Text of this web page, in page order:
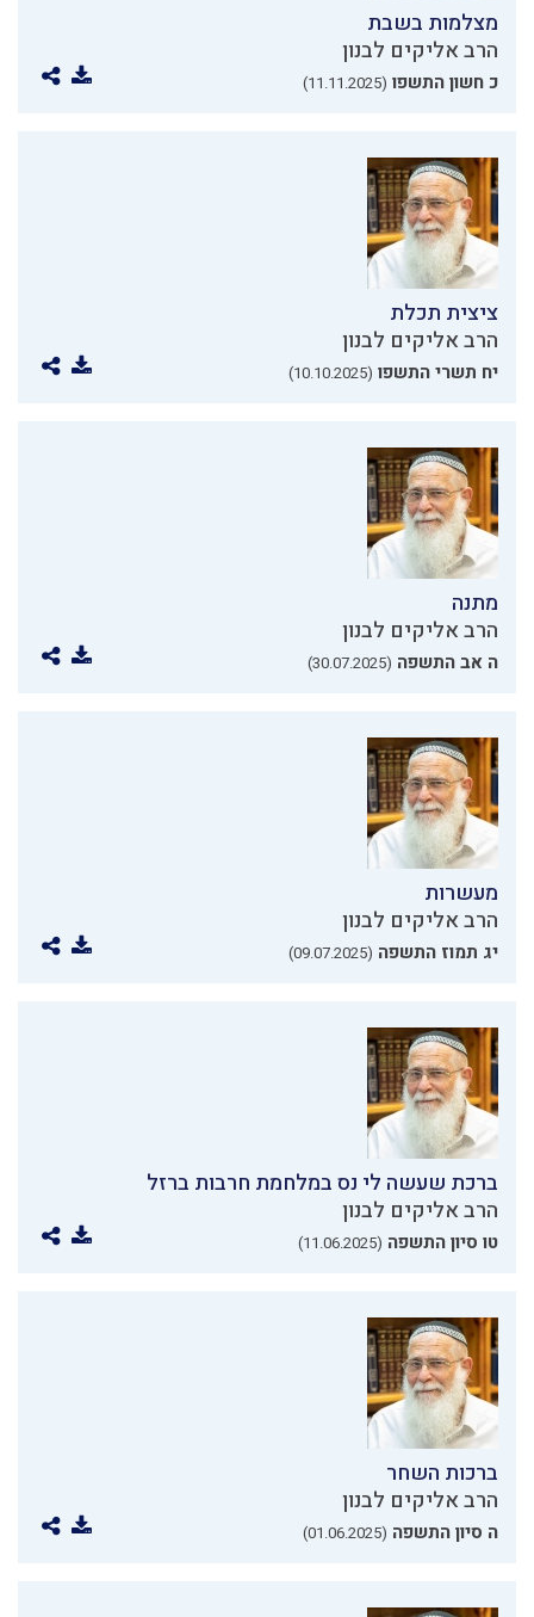
מצלמות בשבת
הרב אליקים לבנון
כ חשון התשפו (11.11.2025)
ציצית תכלת
הרב אליקים לבנון
יח תשרי התשפו (10.10.2025)
מתנה
הרב אליקים לבנון
ה אב התשפה (30.07.2025)
מעשרות
הרב אליקים לבנון
יג תמוז התשפה (09.07.2025)
ברכת שעשה לי נס במלחמת חרבות ברזל
הרב אליקים לבנון
טו סיון התשפה (11.06.2025)
ברכות השחר
הרב אליקים לבנון
ה סיון התשפה (01.06.2025)